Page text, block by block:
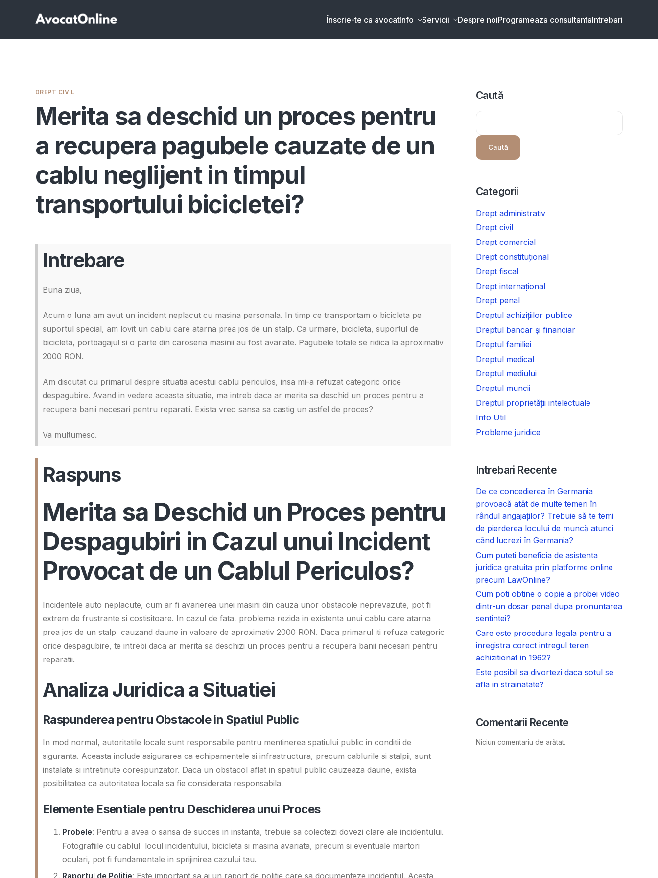
Înscrie-te ca avocatInfo Servicii Despre noiProgrameaza consultantaIntrebari
DREPT CIVIL
Merita sa deschid un proces pentru
a recupera pagubele cauzate de un
cablu neglijent in timpul
transportului bicicletei?
Intrebare
Buna ziua,
Acum o luna am avut un incident neplacut cu masina personala. In timp ce transportam o bicicleta pe
suportul special, am lovit un cablu care atarna prea jos de un stalp. Ca urmare, bicicleta, suportul de
bicicleta, portbagajul si o parte din caroseria masinii au fost avariate. Pagubele totale se ridica la aproximativ
2000 RON.
Am discutat cu primarul despre situatia acestui cablu periculos, insa mi-a refuzat categoric orice
despagubire. Avand in vedere aceasta situatie, ma intreb daca ar merita sa deschid un proces pentru a
recupera banii necesari pentru reparatii. Exista vreo sansa sa castig un astfel de proces?
Va multumesc.
Raspuns
Merita sa Deschid un Proces pentru
Despagubiri in Cazul unui Incident
Provocat de un Cablul Periculos?
Incidentele auto neplacute, cum ar fi avarierea unei masini din cauza unor obstacole neprevazute, pot fi
extrem de frustrante si costisitoare. In cazul de fata, problema rezida in existenta unui cablu care atarna
prea jos de un stalp, cauzand daune in valoare de aproximativ 2000 RON. Daca primarul iti refuza categoric
orice despagubire, te intrebi daca ar merita sa deschizi un proces pentru a recupera banii necesari pentru
reparatii.
Analiza Juridica a Situatiei
Raspunderea pentru Obstacole in Spatiul Public
In mod normal, autoritatile locale sunt responsabile pentru mentinerea spatiului public in conditii de
siguranta. Aceasta include asigurarea ca echipamentele si infrastructura, precum cablurile si stalpii, sunt
instalate si intretinute corespunzator. Daca un obstacol aflat in spatiul public cauzeaza daune, exista
posibilitatea ca autoritatea locala sa fie considerata responsabila.
Elemente Esentiale pentru Deschiderea unui Proces
Probele: Pentru a avea o sansa de succes in instanta, trebuie sa colectezi dovezi clare ale incidentului.
Fotografiile cu cablul, locul incidentului, bicicleta si masina avariata, precum si eventuale martori
oculari, pot fi fundamentale in sprijinirea cazului tau.
Raportul de Politie: Este important sa ai un raport de politie care sa documenteze incidentul. Acesta
Caută
Caută
Categorii
Drept administrativ
Drept civil
Drept comercial
Drept constituțional
Drept fiscal
Drept internațional
Drept penal
Dreptul achizițiilor publice
Dreptul bancar și financiar
Dreptul familiei
Dreptul medical
Dreptul mediului
Dreptul muncii
Dreptul proprietății intelectuale
Info Util
Probleme juridice
Intrebari Recente
De ce concedierea în Germania
provoacă atât de multe temeri în
rândul angajaților? Trebuie să te temi
de pierderea locului de muncă atunci
când lucrezi în Germania?
Cum puteti beneficia de asistenta
juridica gratuita prin platforme online
precum LawOnline?
Cum poti obtine o copie a probei video
dintr-un dosar penal dupa pronuntarea
sentintei?
Care este procedura legala pentru a
inregistra corect intregul teren
achizitionat in 1962?
Este posibil sa divortezi daca sotul se
afla in strainatate?
Comentarii Recente
Niciun comentariu de arătat.